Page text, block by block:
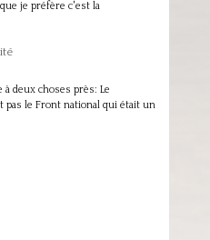
je préfère c'est la
deux choses près: Le
pas le Front national qui était un